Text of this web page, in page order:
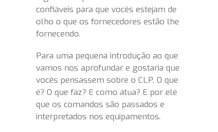
confiáveis para que vocês estejam de
olho o que os fornecedores estão lhe
fornecendo.
Para uma pequena introdução ao que
vamos nos aprofundar e gostaria que
vocês pensassem sobre o CLP. O que
é? O que faz? E como atua? E por ele
que os comandos são passados e
interpretados nos equipamentos.